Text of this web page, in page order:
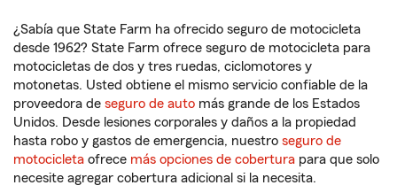
¿Sabía que State Farm ha ofrecido seguro de motocicleta
desde 1962? State Farm ofrece seguro de motocicleta para
motocicletas de dos y tres ruedas, ciclomotores y
motonetas. Usted obtiene el mismo servicio confiable de la
proveedora de seguro de auto más grande de los Estados
Unidos. Desde lesiones corporales y daños a la propiedad
hasta robo y gastos de emergencia, nuestro seguro de
motocicleta ofrece más opciones de cobertura para que solo
necesite agregar cobertura adicional si la necesita.